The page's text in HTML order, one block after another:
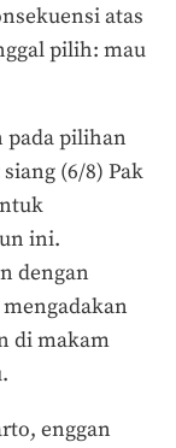
atas
pilih: mau
pada pilihan
(6/8) Pak
ini.
dengan
di makam
enggan